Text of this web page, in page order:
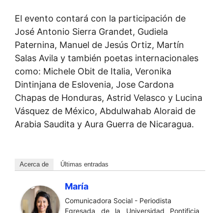
El evento contará con la participación de
José Antonio Sierra Grandet, Gudiela
Paternina, Manuel de Jesús Ortiz, Martín
Salas Avila y también poetas internacionales
como: Michele Obit de Italia, Veronika
Dintinjana de Eslovenia, Jose Cardona
Chapas de Honduras, Astrid Velasco y Lucina
Vásquez de México, Abdulwahab Aloraid de
Arabia Saudita y Aura Guerra de Nicaragua.
Acerca de Últimas entradas
María
Comunicadora Social - Periodista
Egresada de la Universidad Pontificia